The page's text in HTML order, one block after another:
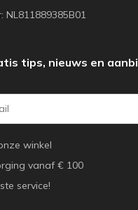
NL811889385B01
tips, nieuws en
winkel
vanaf € 100
service!